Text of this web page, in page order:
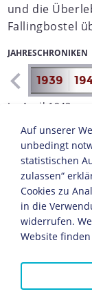
und die
Fallingbostel
JAHRESCHRONIKEN
1939
Im April 1943
Suche nach
inhaftierte
(OKW) die
eingelieferten
Ausland
Konvention
Auf unserer
unbedingt
statistischen
zulassen“
Cookies zu
in die
widerrufen.
Website